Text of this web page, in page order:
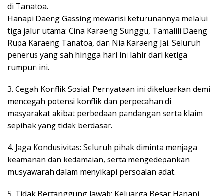
di Tanatoa.
Hanapi Daeng Gassing mewarisi keturunannya melalui
tiga jalur utama: Cina Karaeng Sunggu, Tamalili Daeng
Rupa Karaeng Tanatoa, dan Nia Karaeng Jai. Seluruh
penerus yang sah hingga hari ini lahir dari ketiga
rumpun ini.
3. Cegah Konflik Sosial: Pernyataan ini dikeluarkan demi
mencegah potensi konflik dan perpecahan di
masyarakat akibat perbedaan pandangan serta klaim
sepihak yang tidak berdasar.
4. Jaga Kondusivitas: Seluruh pihak diminta menjaga
keamanan dan kedamaian, serta mengedepankan
musyawarah dalam menyikapi persoalan adat.
5. Tidak Bertanggung Jawab: Keluarga Besar Hanapi